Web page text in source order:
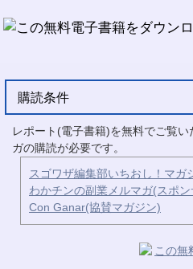
購読条件
レポート(電子書籍)を無料でご覧
ガの購読が必要です。
スゴワザ編集部いちおし！マガ
わかチンの副業メルマガ(スポ
Con Ganar(協賛マガジン)